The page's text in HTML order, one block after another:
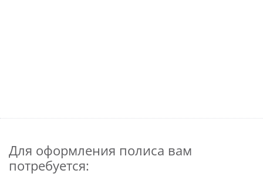
Для оформления полиса вам
потребуется: